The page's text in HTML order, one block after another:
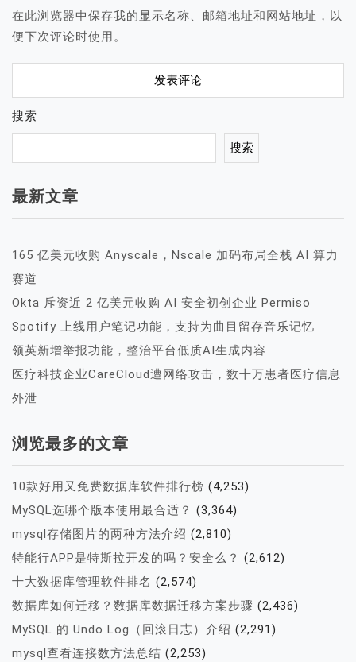
在此浏览器中保存我的显示名称、邮箱地址和网站地址，以
便下次评论时使用。
搜索
搜索
最新文章
165 亿美元收购 Anyscale，Nscale 加码布局全栈 AI 算力
赛道
Okta 斥资近 2 亿美元收购 AI 安全初创企业 Permiso
Spotify 上线用户笔记功能，支持为曲目留存音乐记忆
领英新增举报功能，整治平台低质AI生成内容
医疗科技企业CareCloud遭网络攻击，数十万患者医疗信息
外泄
浏览最多的文章
10款好用又免费数据库软件排行榜 (4,253)
MySQL选哪个版本使用最合适？ (3,364)
mysql存储图片的两种方法介绍 (2,810)
特能行APP是特斯拉开发的吗？安全么？ (2,612)
十大数据库管理软件排名 (2,574)
数据库如何迁移？数据库数据迁移方案步骤 (2,436)
MySQL 的 Undo Log（回滚日志）介绍 (2,291)
mysql查看连接数方法总结 (2,253)